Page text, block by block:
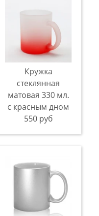
Кружка
стеклянная
матовая 330 мл.
с красным дном
550 руб